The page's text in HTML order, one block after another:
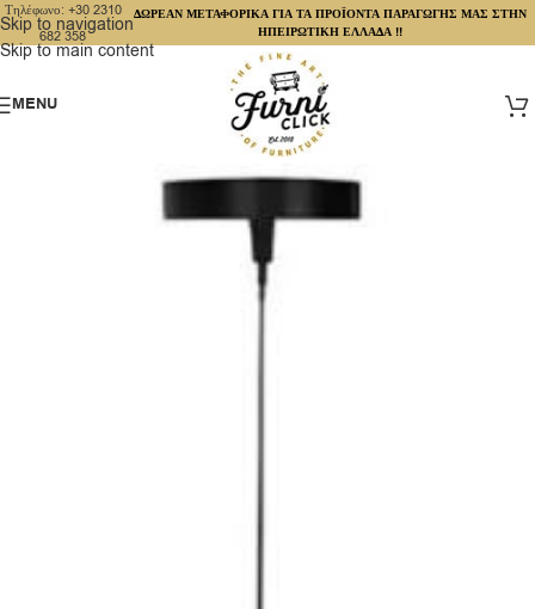
Skip to navigation
Skip to main content
Τηλέφωνο: +30 2310
682 358
ΔΩΡΕΑΝ ΜΕΤΑΦΟΡΙΚΑ ΓΙΑ ΤΑ ΠΡΟΪΟΝΤΑ ΠΑΡΑΓΩΓΗΣ ΜΑΣ ΣΤΗΝ
ΗΠΕΙΡΩΤΙΚΗ ΕΛΛΑΔΑ !!
MENU